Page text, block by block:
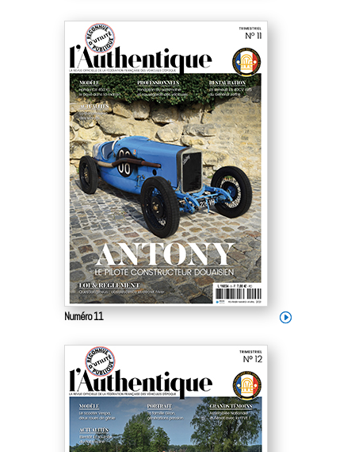
Numéro 11